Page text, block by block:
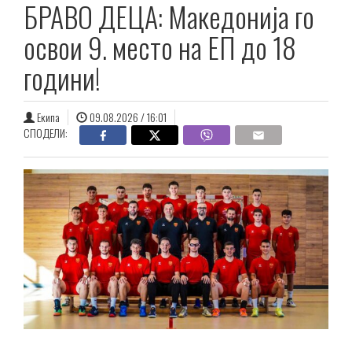
БРАВО ДЕЦА: Македонија го
освои 9. место на ЕП до 18
години!
Екипа
09.08.2026 / 16:01
СПОДЕЛИ: